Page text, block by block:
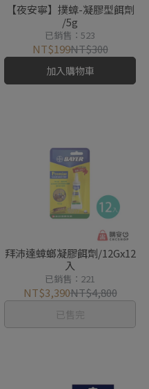
【夜安寧】撲蟑-凝膠型餌劑
/5g
已銷售：523
NT$199NT$300
加入購物車
拜沛達蟑螂凝膠餌劑/12Gx12
入
已銷售：221
NT$3,390NT$4,800
已售完